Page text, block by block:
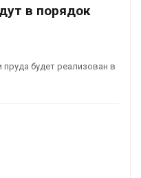
в порядок
пруда будет реализован в